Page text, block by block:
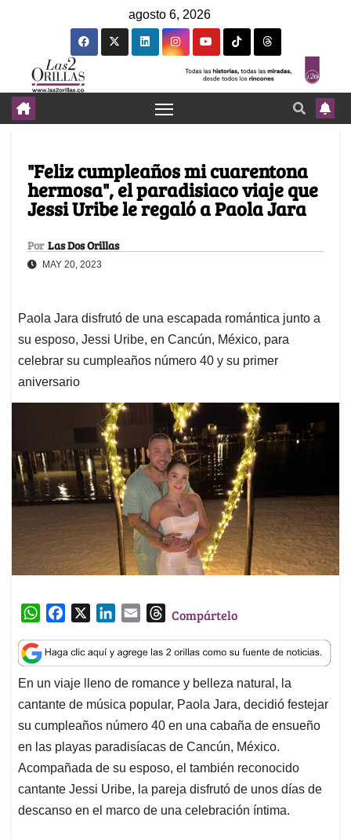
agosto 6, 2026
"Feliz cumpleaños mi cuarentona
hermosa", el paradisiaco viaje que
Jessi Uribe le regaló a Paola Jara
Por Las Dos Orillas
MAY 20, 2023
Paola Jara disfrutó de una escapada romántica junto a
su esposo, Jessi Uribe, en Cancún, México, para
celebrar su cumpleaños número 40 y su primer
aniversario
W
a
t
s
A
p
p
c
e
b
o
o
k
n
k
e
d
I
n
a
i
l
T
r
e
a
d
s
Compártelo
En un viaje lleno de romance y belleza natural, la
cantante de música popular, Paola Jara, decidió festejar
su cumpleaños número 40 en una cabaña de ensueño
en las playas paradisíacas de Cancún, México.
Acompañada de su esposo, el también reconocido
cantante Jessi Uribe, la pareja disfrutó de unos días de
descanso en el marco de una celebración íntima.